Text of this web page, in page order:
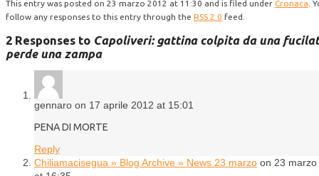
This entry was posted on 23 marzo 2012 at 11:30 and is filed under Cronaca .
follow any responses to this entry through the RSS 2.0 feed.
2 Responses to Capoliveri: gattina colpita da una
perde una zampa
gennaro on 17 aprile 2012 at 15:01
PENA DI MORTE
Reply
Chiliamacisegua » Blog Archive » News 23 marzo on 23